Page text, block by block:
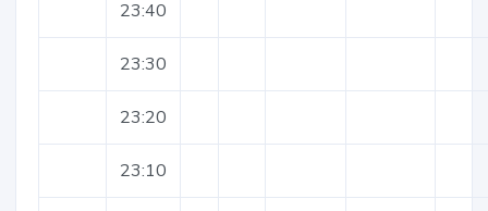
23:40
23:30
23:20
23:10